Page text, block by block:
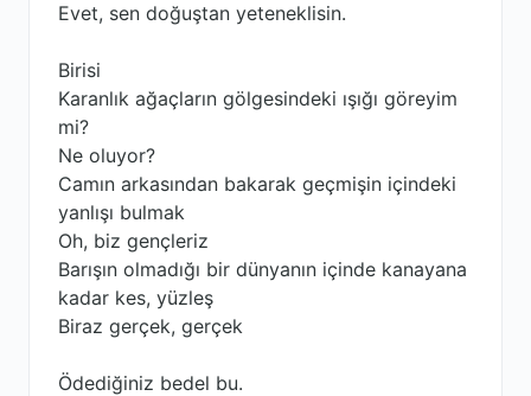
Evet, sen doğuştan yeteneklisin.
Birisi
Karanlık ağaçların gölgesindeki ışığı göreyim
mi?
Ne oluyor?
Camın arkasından bakarak geçmişin içindeki
yanlışı bulmak
Oh, biz gençleriz
Barışın olmadığı bir dünyanın içinde kanayana
kadar kes, yüzleş
Biraz gerçek, gerçek
Ödediğiniz bedel bu.